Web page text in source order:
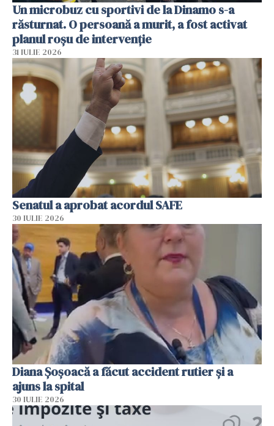
Un microbuz cu sportivi de la Dinamo s-a
răsturnat. O persoană a murit, a fost activat
planul roșu de intervenție
31 IULIE 2026
Senatul a aprobat acordul SAFE
30 IULIE 2026
Diana Șoșoacă a făcut accident rutier și a
ajuns la spital
30 IULIE 2026